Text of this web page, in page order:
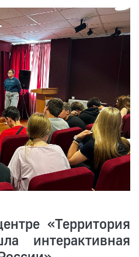
«Территория
интерактивная